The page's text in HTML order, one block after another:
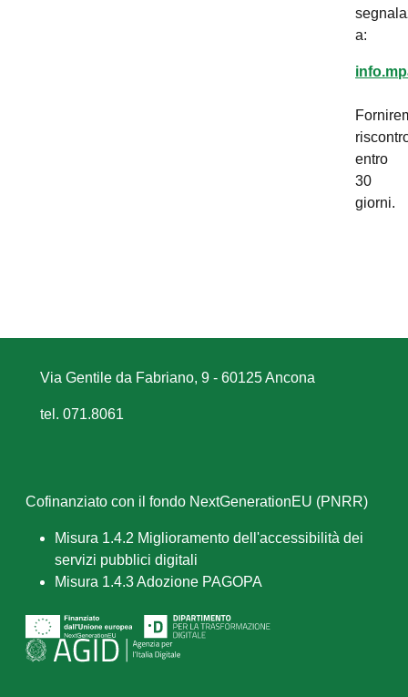
a:
entro
30
giorni.
Via Gentile da Fabriano, 9 - 60125 Ancona
tel. 071.8061
Cofinanziato con il fondo NextGenerationEU (PNRR)
Misura 1.4.2 Miglioramento dell'accessibilità dei
servizi pubblici digitali
Misura 1.4.3 Adozione PAGOPA